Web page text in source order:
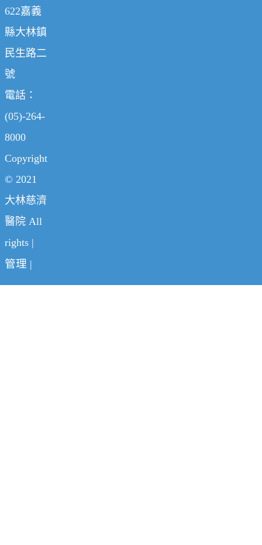
622嘉義
縣大林鎮
民生路二
號
電話：
(05)-264-
8000
Copyright
© 2021
大林慈濟
醫院 All
rights |
管理 |